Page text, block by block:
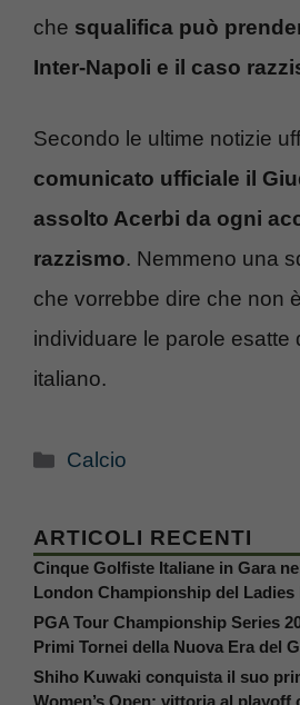
che squalifica può
Inter-Napoli e il caso
Secondo le ultime notizie
comunicato ufficiale il
assolto Acerbi da ogni
razzismo. Nemmeno una
che vorrebbe dire che non
individuare le parole esatte
italiano.
Categorie
Calcio
ARTICOLI RECENTI
Cinque Golfiste Italiane in Gara
London Championship del Ladies
PGA Tour Championship Series
Primi Tornei della Nuova Era del
Shiho Kuwaki conquista il suo